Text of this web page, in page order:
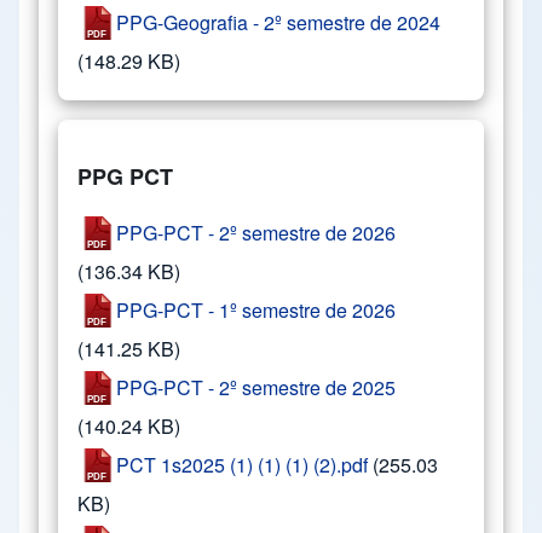
PPG-Geografia - 2º semestre de 2024
(148.29 KB)
PPG PCT
PPG-PCT - 2º semestre de 2026
(136.34 KB)
PPG-PCT - 1º semestre de 2026
(141.25 KB)
PPG-PCT - 2º semestre de 2025
(140.24 KB)
PCT 1s2025 (1) (1) (1) (2).pdf (255.03
KB)